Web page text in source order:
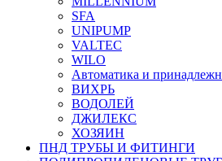
SFA
UNIPUMP
VALTEC
WILO
Автоматика и
ВИХРЬ
ВОДОЛЕЙ
ДЖИЛЕКС
ХОЗЯИН
ПНД ТРУБЫ И ФИТИНГИ